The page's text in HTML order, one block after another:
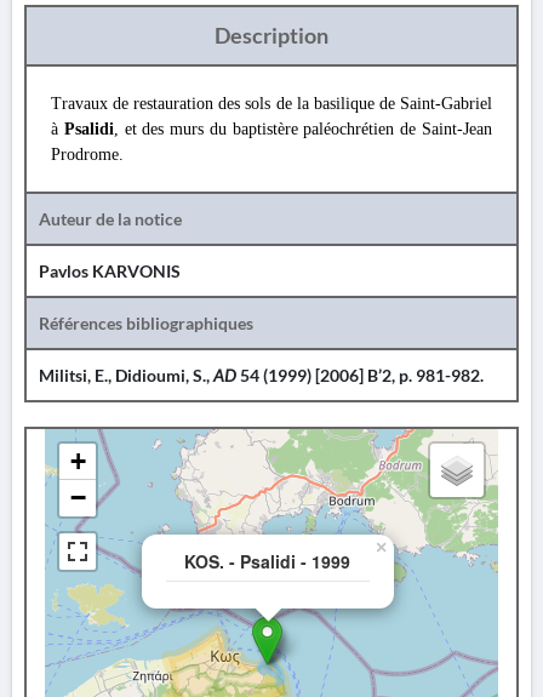
Description
Travaux de restauration des sols de la basilique de Saint-Gabriel
à Psalidi, et des murs du baptistère paléochrétien de Saint-Jean
Prodrome.
Auteur de la notice
Pavlos KARVONIS
Références bibliographiques
Militsi, E., Didioumi, S.,AD54 (1999) [2006] B’2, p. 981-982.
KOS. - Psalidi - 1999
×
+
−